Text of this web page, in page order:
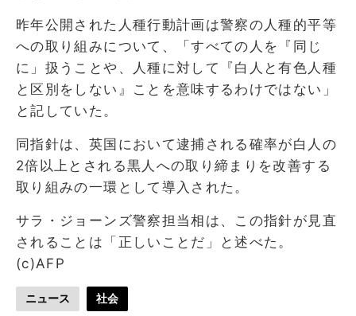
昨年公開された人種行動計画は警察の人種的平等
への取り組みについて、「すべての人を『同じ
に」扱うことや、人種に対して『白人と有色人種
と区別をしない』ことを意味するわけではない」
と記していた。
同指針は、英国において逮捕される確率が白人の
2倍以上とされる黒人への取り締まりを改善する
取り組みの一環として導入された。
サラ・ジョーンズ警察担当相は、この指針が見直
されることは「正しいことだ」と述べた。
(c)AFP
ニュース 社会